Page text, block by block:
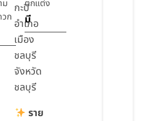
ม
วก
ตกแต่ง
มี
กะปิ
อำเภอ
เมือง
ชลบุรี
จังหวัด
ชลบุรี
ราย